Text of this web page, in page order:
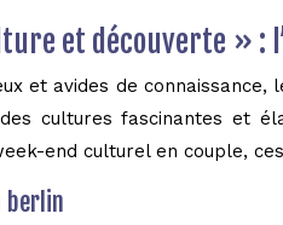
et découverte » :
et avides de
des cultures fascinantes et
end culturel en couple,
berlin